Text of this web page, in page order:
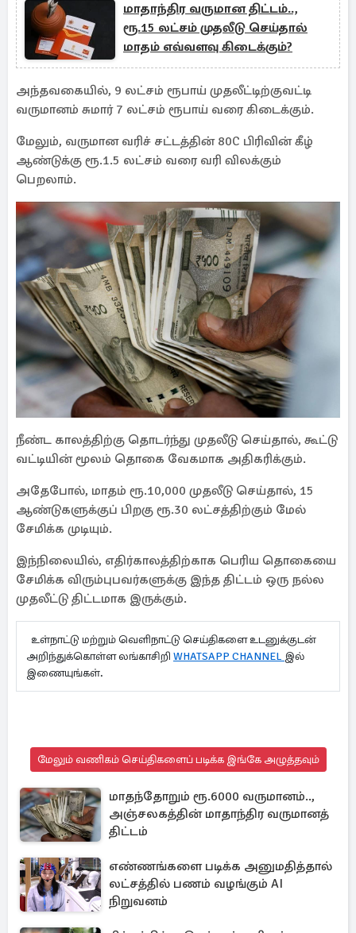
மாதாந்திர வருமான திட்டம்..,
ரூ.15 லட்சம் முதலீடு செய்தால்
மாதம் எவ்வளவு கிடைக்கும்?
அந்தவகையில், 9 லட்சம் ரூபாய் முதலீட்டிற்குவட்டி
வருமானம் சுமார் 7 லட்சம் ரூபாய் வரை கிடைக்கும்.
மேலும், வருமான வரிச் சட்டத்தின் 80C பிரிவின் கீழ்
ஆண்டுக்கு ரூ.1.5 லட்சம் வரை வரி விலக்கும்
பெறலாம்.
நீண்ட காலத்திற்கு தொடர்ந்து முதலீடு செய்தால், கூட்டு
வட்டியின் மூலம் தொகை வேகமாக அதிகரிக்கும்.
அதேபோல், மாதம் ரூ.10,000 முதலீடு செய்தால், 15
ஆண்டுகளுக்குப் பிறகு ரூ.30 லட்சத்திற்கும் மேல்
சேமிக்க முடியும்.
இந்நிலையில், எதிர்காலத்திற்காக பெரிய தொகையை
சேமிக்க விரும்புபவர்களுக்கு இந்த திட்டம் ஒரு நல்ல
முதலீட்டு திட்டமாக இருக்கும்.
உள்நாட்டு மற்றும் வெளிநாட்டு செய்திகளை உடனுக்குடன்
அறிந்துக்கொள்ள லங்காசிறி WHATSAPP CHANNEL இல்
இணையுங்கள்.
மேலும் வணிகம் செய்திகளைப் படிக்க இங்கே அழுத்தவும்
மாதந்தோறும் ரூ.6000 வருமானம்..,
அஞ்சலகத்தின் மாதாந்திர வருமானத்
திட்டம்
எண்ணங்களை படிக்க அனுமதித்தால்
லட்சத்தில் பணம் வழங்கும் AI
நிறுவனம்